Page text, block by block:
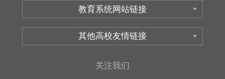
关注我们